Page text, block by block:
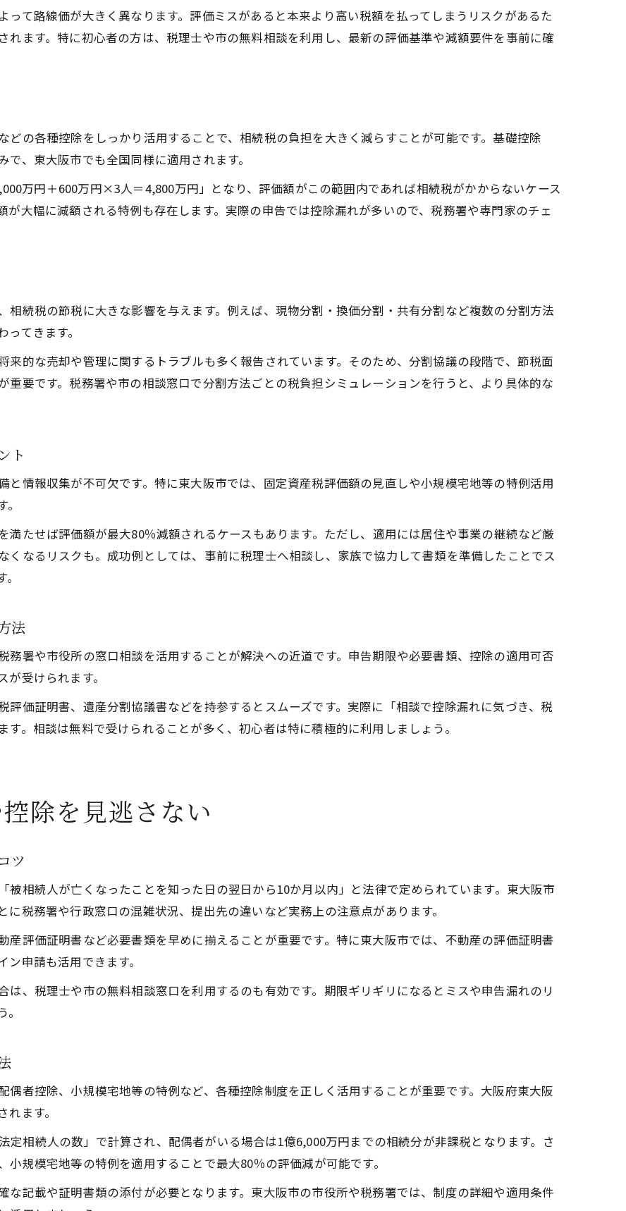
東大阪市で相続物件を受け継ぐ手順の解説
相続物件の名義変更と手続きの全体像
相続物件の必要書類と申請フロー解説
配偶者控除のポイントと相続税額診断法
相続物件で配偶者控除を適用する条件とは
相続物件と配偶者控除の税額シミュレーション
納税資金不足時に延納を利用する方法
相続物件の納税資金不足を防ぐ事前対策
相続物件の延納制度を利用するメリット
相続物件で延納申請に必要な手続き解説
無料相談で相続物件の悩みを解決しよう
相続物件の無料相談で得られるメリット
相続物件の無料相談窓口を効果的に活用
相続物件の相談時に準備すべきポイント
て路線価が大きく異なります。評価ミスがあると本来より高い税額を払ってしまうリスクがあるた
れます。特に初心者の方は、税理士や市の無料相談を利用し、最新の評価基準や減額要件を事前に確
どの各種控除をしっかり活用することで、相続税の負担を大きく減らすことが可能です。基礎控除
、東大阪市でも全国同様に適用されます。
万円＋600万円×3人＝4,800万円」となり、評価額がこの範囲内であれば相続税がかからないケース
大幅に減額される特例も存在します。実際の申告では控除漏れが多いので、税務署や専門家のチェ
相続税の節税に大きな影響を与えます。例えば、現物分割・換価分割・共有分割など複数の分割方法
てきます。
来的な売却や管理に関するトラブルも多く報告されています。そのため、分割協議の段階で、節税面
重要です。税務署や市の相談窓口で分割方法ごとの税負担シミュレーションを行うと、より具体的な
ト
情報収集が不可欠です。特に東大阪市では、固定資産税評価額の見直しや小規模宅地等の特例活用
たせば評価額が最大80％減額されるケースもあります。ただし、適用には居住や事業の継続など厳
くなるリスクも。成功例としては、事前に税理士へ相談し、家族で協力して書類を準備したことでス
法
務署や市役所の窓口相談を活用することが解決への近道です。申告期限や必要書類、控除の適用可否
受けられます。
評価証明書、遺産分割協議書などを持参するとスムーズです。実際に「相談で控除漏れに気づき、税
。相談は無料で受けられることが多く、初心者は特に積極的に利用しましょう。
除を見逃さない
ツ
被相続人が亡くなったことを知った日の翌日から10か月以内」と法律で定められています。東大阪市
税務署や行政窓口の混雑状況、提出先の違いなど実務上の注意点があります。
産評価証明書など必要書類を早めに揃えることが重要です。特に東大阪市では、不動産の評価証明書
申請も活用できます。
は、税理士や市の無料相談窓口を利用するのも有効です。期限ギリギリになるとミスや申告漏れのリ
偶者控除、小規模宅地等の特例など、各種控除制度を正しく活用することが重要です。大阪府東大阪
ます。
相続人の数」で計算され、配偶者がいる場合は1億6,000万円までの相続分が非課税となります。さ
規模宅地等の特例を適用することで最大80％の評価減が可能です。
な記載や証明書類の添付が必要となります。東大阪市の市役所や税務署では、制度の詳細や適用条件